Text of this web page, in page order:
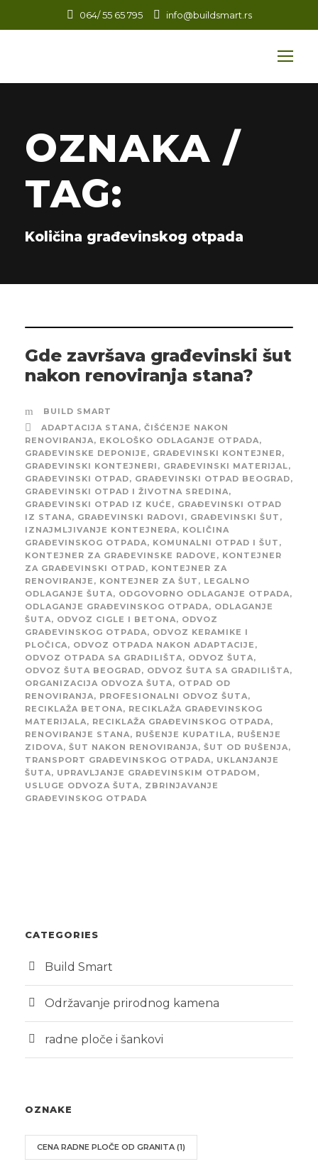
064/ 55 65 795 info@buildsmart.rs
OZNAKA /
TAG:
Količina građevinskog otpada
Gde završava građevinski šut
nakon renoviranja stana?
BUILD SMART
ADAPTACIJA STANA, ČIŠĆENJE NAKON
RENOVIRANJA, EKOLOŠKO ODLAGANJE OTPADA,
GRAĐEVINSKE DEPONIJE , GRAĐEVINSKI KONTEJNER,
GRAĐEVINSKI KONTEJNERI , GRAĐEVINSKI MATERIJAL,
GRAĐEVINSKI OTPAD, GRAĐEVINSKI OTPAD BEOGRAD,
GRAĐEVINSKI OTPAD I ŽIVOTNA SREDINA,
GRAĐEVINSKI OTPAD IZ KUĆE , GRAĐEVINSKI OTPAD
IZ STANA, GRAĐEVINSKI RADOVI , GRAĐEVINSKI ŠUT ,
IZNAJMLJIVANJE KONTEJNERA, KOLIČINA
GRAĐEVINSKOG OTPADA, KOMUNALNI OTPAD I ŠUT ,
KONTEJNER ZA GRAĐEVINSKE RADOVE , KONTEJNER
ZA GRAĐEVINSKI OTPAD, KONTEJNER ZA
RENOVIRANJE , KONTEJNER ZA ŠUT , LEGALNO
ODLAGANJE ŠUTA, ODGOVORNO ODLAGANJE OTPADA,
ODLAGANJE GRAĐEVINSKOG OTPADA, ODLAGANJE
ŠUTA, ODVOZ CIGLE I BETONA, ODVOZ
GRAĐEVINSKOG OTPADA, ODVOZ KERAMIKE I
PLOČICA, ODVOZ OTPADA NAKON ADAPTACIJE ,
ODVOZ OTPADA SA GRADILIŠTA, ODVOZ ŠUTA,
ODVOZ ŠUTA BEOGRAD, ODVOZ ŠUTA SA GRADILIŠTA,
ORGANIZACIJA ODVOZA ŠUTA, OTPAD OD
RENOVIRANJA, PROFESIONALNI ODVOZ ŠUTA,
RECIKLAŽA BETONA, RECIKLAŽA GRAĐEVINSKOG
MATERIJALA, RECIKLAŽA GRAĐEVINSKOG OTPADA,
RENOVIRANJE STANA, RUŠENJE KUPATILA, RUŠENJE
ZIDOVA, ŠUT NAKON RENOVIRANJA, ŠUT OD RUŠENJA,
TRANSPORT GRAĐEVINSKOG OTPADA, UKLANJANJE
ŠUTA, UPRAVLJANJE GRAĐEVINSKIM OTPADOM ,
USLUGE ODVOZA ŠUTA, ZBRINJAVANJE
GRAĐEVINSKOG OTPADA
CATEGORIES
Build Smart
Održavanje prirodnog kamena
radne ploče i šankovi
OZNAKE
CENA RADNE PLOČE OD GRANITA (1)